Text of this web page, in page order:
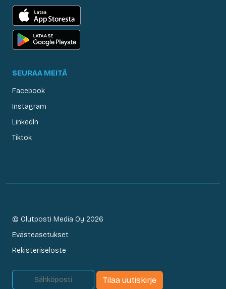
SEURAA MEITÄ
Facebook
Instagram
LinkedIn
Tiktok
© Olutposti Media Oy 2026
Evästeasetukset
Rekisteriseloste
Tilaa uutiskirje